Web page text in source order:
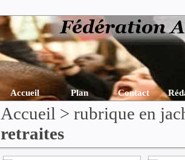
Accueil Plan Contact
Accueil >rubrique en
retraites